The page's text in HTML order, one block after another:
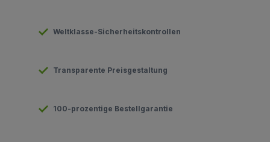
Weltklasse-Sicherheitskontrollen
Transparente Preisgestaltung
100-prozentige Bestellgarantie